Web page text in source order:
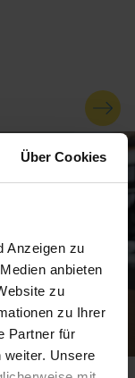
Über Cookies
Anzeigen zu
anbieten
zu
zu Ihrer
Partner für
weiter. Unsere